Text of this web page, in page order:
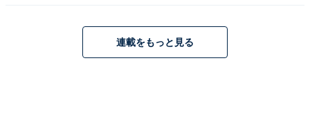
Jackery (ジャクリ) ポータブル電源 500 New 512Wh リ
連載をもっと見る